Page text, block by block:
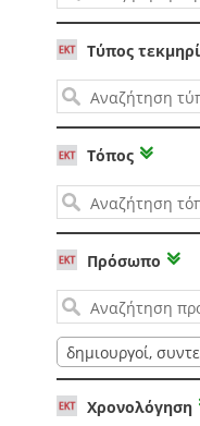
Τύπος
Τόπος
Πρόσωπο
Χρονολόγηση